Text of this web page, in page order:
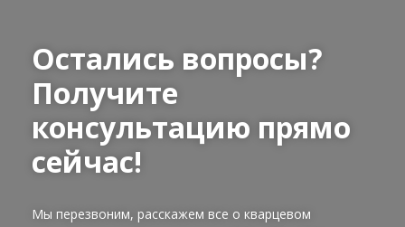
Остались вопросы?
Получите
консультацию прямо
сейчас!
Мы перезвоним, расскажем все о кварцевом